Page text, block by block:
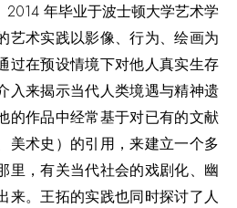
年毕业于波士顿大学艺术学
艺术实践以影像、行为、绘画为
过在预设情境下对他人真实生存
入来揭示当代人类境遇与精神遗
的作品中经常基于对已有的文献
美术史）的引用，来建立一个多
里，有关当代社会的戏剧化、幽
来。王拓的实践也同时探讨了人